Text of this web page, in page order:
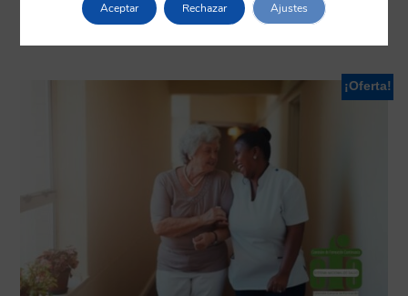
Productos relacionados
¡Oferta!
Aceptar Rechazar Ajustes